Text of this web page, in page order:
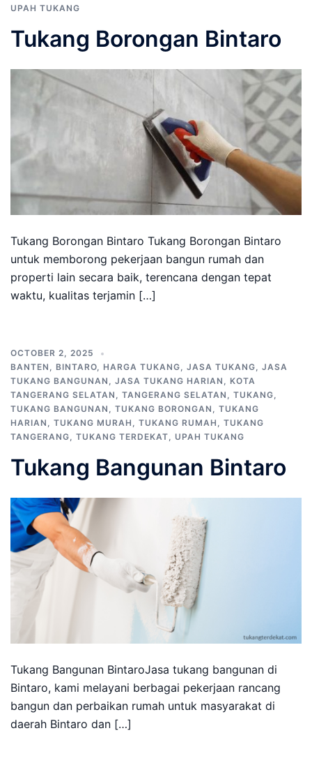
UPAH TUKANG
Tukang Borongan Bintaro
Tukang Borongan Bintaro Tukang Borongan Bintaro
untuk memborong pekerjaan bangun rumah dan
properti lain secara baik, terencana dengan tepat
waktu, kualitas terjamin […]
OCTOBER 2, 2025
BANTEN , BINTARO, HARGA TUKANG, JASA TUKANG, JASA
TUKANG BANGUNAN , JASA TUKANG HARIAN , KOTA
TANGERANG SELATAN , TANGERANG SELATAN , TUKANG,
TUKANG BANGUNAN , TUKANG BORONGAN , TUKANG
HARIAN , TUKANG MURAH , TUKANG RUMAH , TUKANG
TANGERANG, TUKANG TERDEKAT, UPAH TUKANG
Tukang Bangunan Bintaro
Tukang Bangunan BintaroJasa tukang bangunan di
Bintaro, kami melayani berbagai pekerjaan rancang
bangun dan perbaikan rumah untuk masyarakat di
daerah Bintaro dan […]